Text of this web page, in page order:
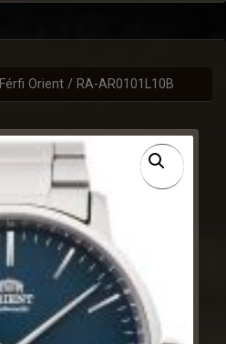
Férfi Orient / RA-AR0101L10B